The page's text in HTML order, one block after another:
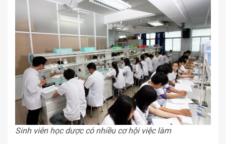
Sinh viên học dược có nhiều cơ hội việc làm